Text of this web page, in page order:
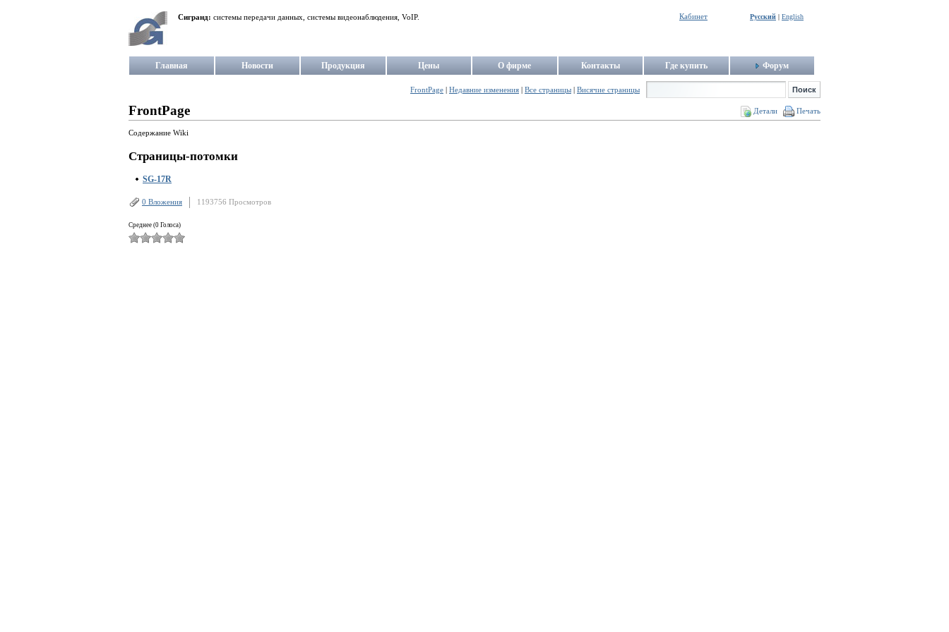
Сигранд: системы передачи данных, системы видеонаблюдения, VoIP. Кабинет Русский | English
Главная Новости Продукция Цены О фирме Контакты Где купить Форум
FrontPage Недавние изменения Все страницы Висячие страницы
Детали Печать
FrontPage
Содержание Wiki
Страницы-потомки
SG-17R
0 Вложения 1193756 Просмотров
Среднее (0 Голоса)